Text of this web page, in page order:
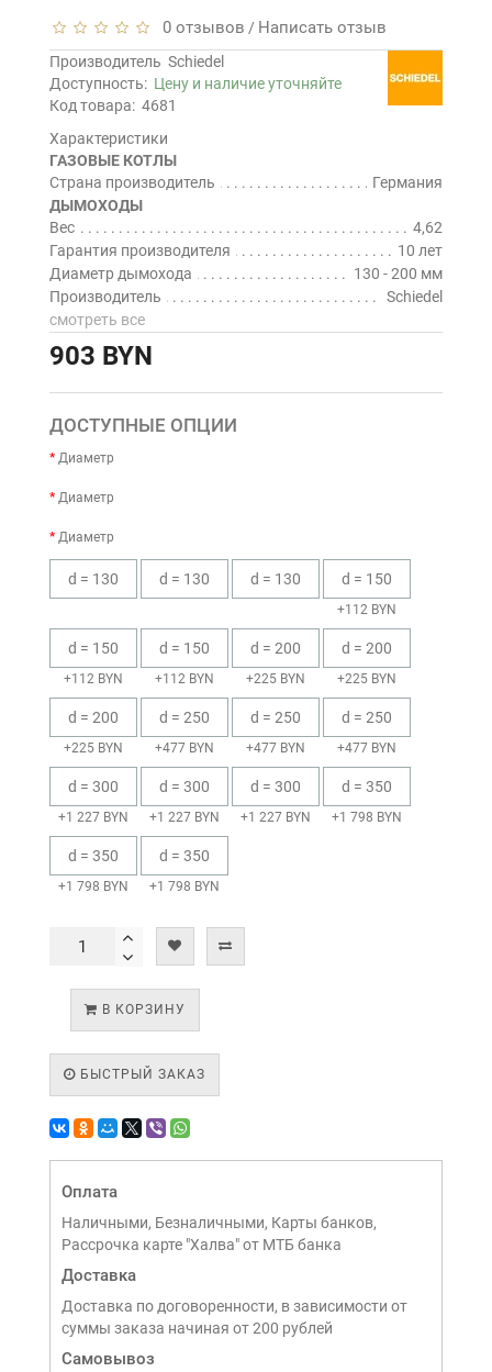
0 отзывов / Написать отзыв
Производитель Schiedel
Доступность: Цену и наличие уточняйте
Код товара: 4681
Характеристики
ГАЗОВЫЕ КОТЛЫ
Страна производитель
Германия
ДЫМОХОДЫ
Вес
4,62
Гарантия производителя
10 лет
Диаметр дымохода
130 - 200 мм
Производитель
Schiedel
смотреть все
903 BYN
ДОСТУПНЫЕ ОПЦИИ
Диаметр
Диаметр
Диаметр
d = 130 d = 130 d = 130 d = 150
+112 BYN
d = 150
+112 BYN
d = 150
+112 BYN
d = 200
+225 BYN
d = 200
+225 BYN
d = 200
+225 BYN
d = 250
+477 BYN
d = 250
+477 BYN
d = 250
+477 BYN
d = 300
+1 227 BYN
d = 300
+1 227 BYN
d = 300
+1 227 BYN
d = 350
+1 798 BYN
d = 350
+1 798 BYN
d = 350
+1 798 BYN
В КОРЗИНУ
БЫСТРЫЙ ЗАКАЗ
Оплата
Наличными, Безналичными, Карты банков,
Рассрочка карте "Халва" от МТБ банка
Доставка
Доставка по договоренности, в зависимости от
суммы заказа начиная от 200 рублей
Самовывоз